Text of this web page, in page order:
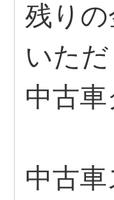
残り
いた
中古
中古